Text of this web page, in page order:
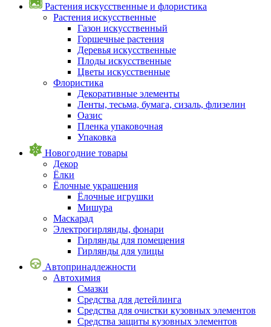
Растения искусственные и флористика
Растения искусственные
Газон искусственный
Горшечные растения
Деревья искусственные
Плоды искусственные
Цветы искусственные
Флористика
Декоративные элементы
Ленты, тесьма, бумага, сизаль, флизелин
Оазис
Пленка упаковочная
Упаковка
Новогодние товары
Декор
Ёлки
Ёлочные украшения
Ёлочные игрушки
Мишура
Маскарад
Электрогирлянды, фонари
Гирлянды для помещения
Гирлянды для улицы
Автопринадлежности
Автохимия
Смазки
Средства для детейлинга
Средства для очистки кузовных элементов
Средства защиты кузовных элементов